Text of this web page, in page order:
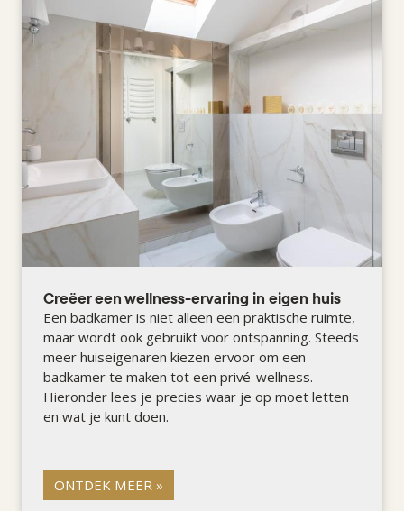
Creëer een wellness-ervaring in eigen huis
Een badkamer is niet alleen een praktische ruimte,
maar wordt ook gebruikt voor ontspanning. Steeds
meer huiseigenaren kiezen ervoor om een
badkamer te maken tot een privé-wellness.
Hieronder lees je precies waar je op moet letten
en wat je kunt doen.
ONTDEK MEER »